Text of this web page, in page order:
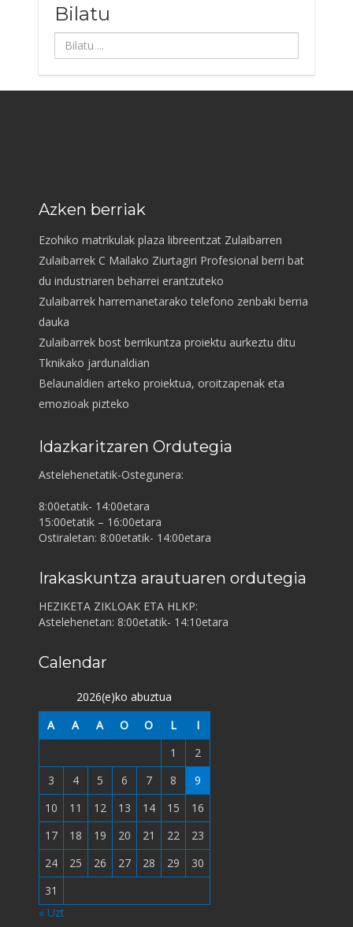
Bilatu
Bilatu
...
Azken berriak
Ezohiko matrikulak plaza libreentzat Zulaibarren
Zulaibarrek C Mailako Ziurtagiri Profesional berri bat
du industriaren beharrei erantzuteko
Zulaibarrek harremanetarako telefono zenbaki berria
dauka
Zulaibarrek bost berrikuntza proiektu aurkeztu ditu
Tknikako jardunaldian
Belaunaldien arteko proiektua, oroitzapenak eta
emozioak pizteko
Idazkaritzaren Ordutegia
Astelehenetatik-Ostegunera:
8:00etatik- 14:00etara
15:00etatik – 16:00etara
Ostiraletan: 8:00etatik- 14:00etara
Irakaskuntza arautuaren ordutegia
HEZIKETA ZIKLOAK ETA HLKP:
Astelehenetan: 8:00etatik- 14:10etara
Calendar
2026(e)ko abuztua
A
A A O O L
I
1
2
3
4 5 6 7 8
9
10
11 12 13 14 15
16
17
18 19 20 21 22
23
24
25 26 27 28 29
30
31
« Uzt